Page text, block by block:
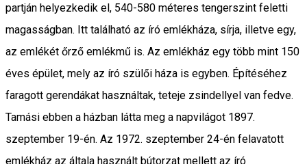
partján helyezkedik el, 540-580 méteres tengerszint feletti
magasságban. Itt található az író emlékháza, sírja, illetve egy,
az emlékét őrző emlékmű is. Az emlékház egy több mint 150
éves épület, mely az író szülői háza is egyben. Építéséhez
faragott gerendákat használtak, teteje zsindellyel van fedve.
Tamási ebben a házban látta meg a napvilágot 1897.
szeptember 19-én. Az 1972. szeptember 24-én felavatott
emlékház az általa használt bútorzat mellett az író